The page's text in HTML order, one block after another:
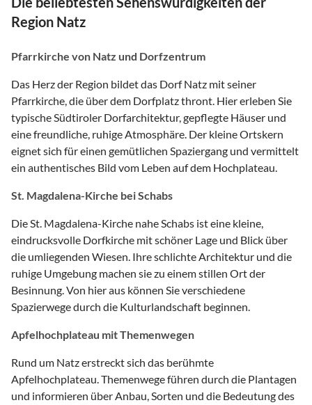
Region Natz
Pfarrkirche von Natz und Dorfzentrum
Das Herz der Region bildet das Dorf Natz mit seiner
Pfarrkirche, die über dem Dorfplatz thront. Hier erleben Sie
typische Südtiroler Dorfarchitektur, gepflegte Häuser und
eine freundliche, ruhige Atmosphäre. Der kleine Ortskern
eignet sich für einen gemütlichen Spaziergang und vermittelt
ein authentisches Bild vom Leben auf dem Hochplateau.
St. Magdalena-Kirche bei Schabs
Die St. Magdalena-Kirche nahe Schabs ist eine kleine,
eindrucksvolle Dorfkirche mit schöner Lage und Blick über
die umliegenden Wiesen. Ihre schlichte Architektur und die
ruhige Umgebung machen sie zu einem stillen Ort der
Besinnung. Von hier aus können Sie verschiedene
Spazierwege durch die Kulturlandschaft beginnen.
Apfelhochplateau mit Themenwegen
Rund um Natz erstreckt sich das berühmte
Apfelhochplateau. Themenwege führen durch die Plantagen
und informieren über Anbau, Sorten und die Bedeutung des